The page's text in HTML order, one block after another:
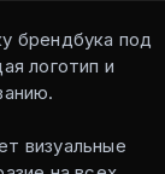
брендбука под
логотип и
визуальные